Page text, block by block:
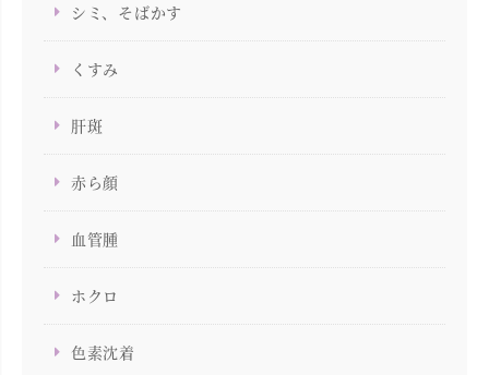
シミ、そばかす
くすみ
肝斑
赤ら顔
血管腫
ホクロ
色素沈着